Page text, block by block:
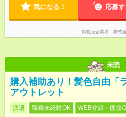
気になる！ 応募す
掲載元企業名 株式
未読
購入補助あり！髪色自由
アウトレット
派遣 職種未経験OK WEB登録・面接